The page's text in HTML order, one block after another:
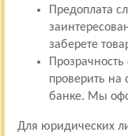
Предоплата
заберете
проверить на
банке. Мы
Для юридических